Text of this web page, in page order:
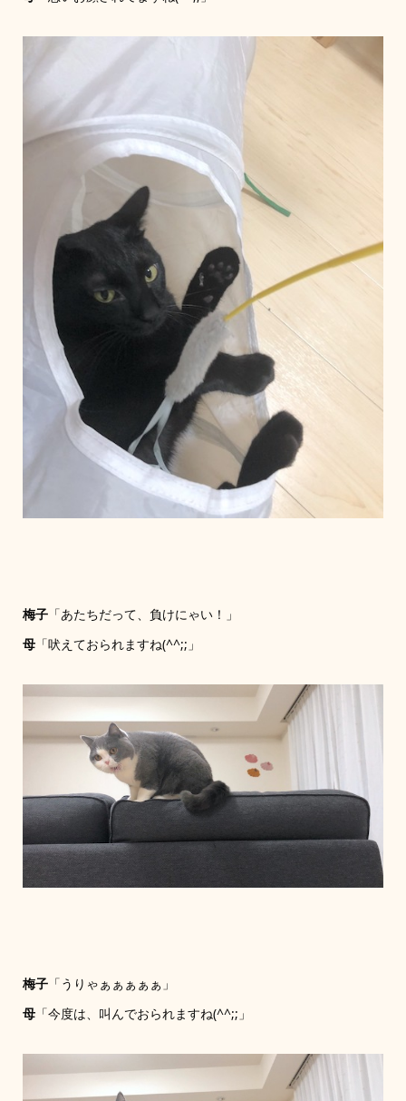
梅子「あたちだって、負けにゃい！」
母「吠えておられますね(^^;;」
梅子「うりゃぁぁぁぁぁ」
母「今度は、叫んでおられますね(^^;;」